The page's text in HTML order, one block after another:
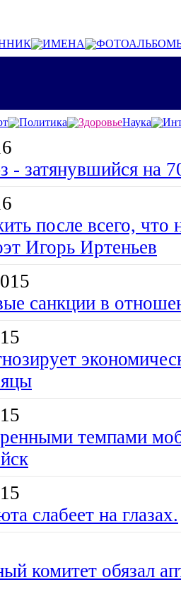
ИМЕНА
Политика ЗдоровьеНаука
- затянувшийся на
после всего, что
Игорь Иртеньев
санкции в
темпами
слабеет на глазах.
комитет обязал